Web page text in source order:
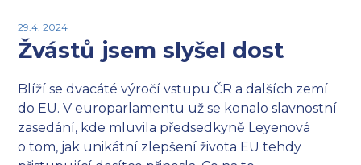
29.4. 2024
Žvástů jsem slyšel dost
Blíží se dvacáté výročí vstupu ČR a dalších zemí
do EU. V europarlamentu už se konalo slavnostní
zasedání, kde mluvila předsedkyně Leyenová
o tom, jak unikátní zlepšení života EU tehdy